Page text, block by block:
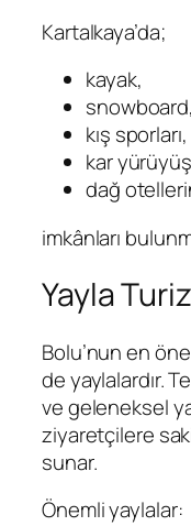
Kartalkaya’da;
kayak,
snowboard,
kış sporları,
kar
dağ
imkânları
Yayla
Bolu’nun en
de yaylalardır.
ve geleneksel
ziyaretçilere
sunar.
Önemli yaylalar: